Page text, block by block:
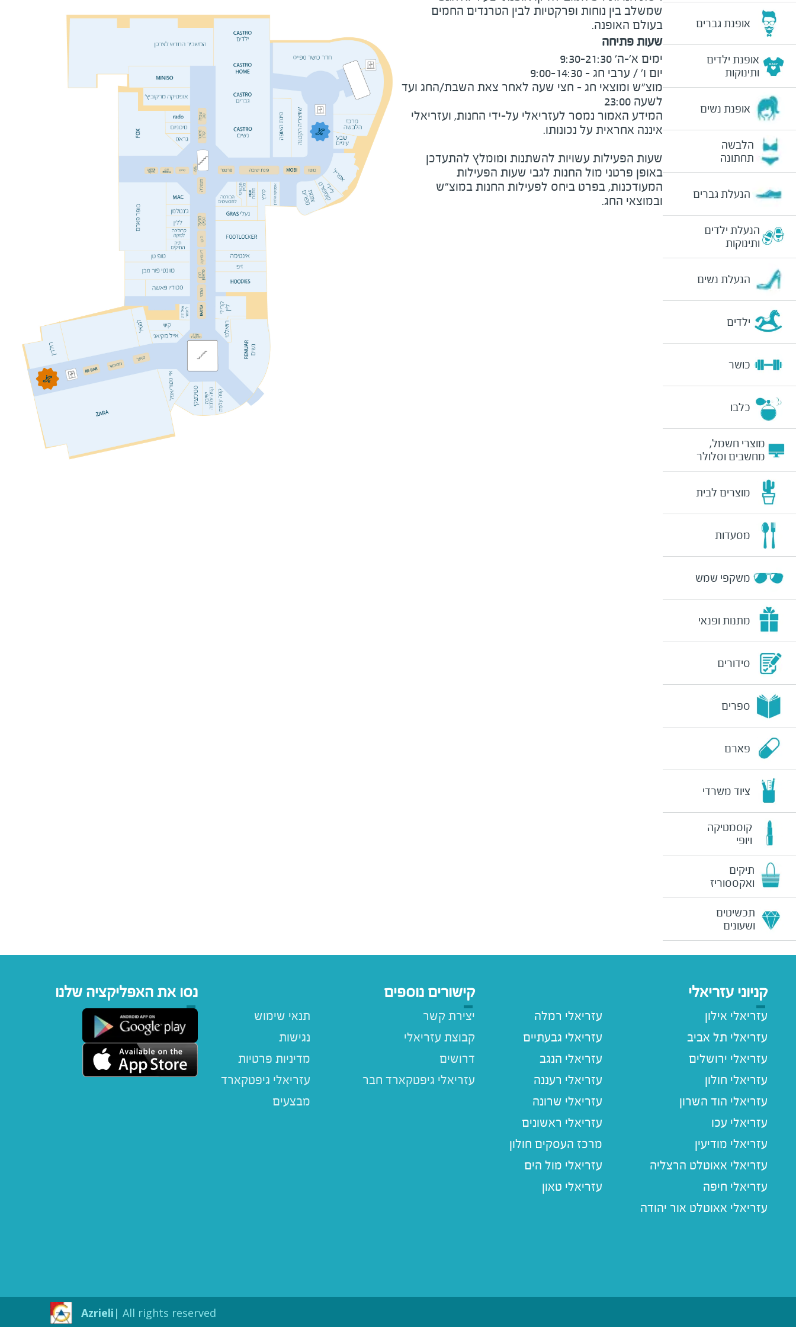
אופנת גברים
אופנת ילדים
ותינוקות
אופנת נשים
הלבשה
תחתונה
הנעלת גברים
הנעלת ילדים
ותינוקות
הנעלת נשים
ילדים
כושר
כלבו
מוצרי חשמל,
מחשבים וסלולר
מוצרים לבית
מסעדות
משקפי שמש
מתנות ופנאי
סידורים
ספרים
פארם
ציוד משרדי
קוסמטיקה
ויופי
תיקים
ואקססוריז
תכשיטים
ושעונים
שמשלב בין נוחות ופרקטיות לבין הטרנדים החמים
בעולם האופנה.
שעות פתיחה
לשעה 23:00
המידע האמור נמסר לעזריאלי על-ידי החנות, ועזריאלי
שעות הפעילות עשויות להשתנות ומומלץ להתעדכן
באופן פרטני מול החנות לגבי שעות הפעילות
המעודכנות, בפרט ביחס לפעילות החנות במוצ"ש
ובמוצאי החג.
קניוני עזריאלי
עזריאלי אילון
עזריאלי תל אביב
עזריאלי ירושלים
עזריאלי חולון
עזריאלי הוד השרון
עזריאלי עכו
עזריאלי מודיעין
עזריאלי אאוטלט הרצליה
עזריאלי חיפה
עזריאלי אאוטלט אור יהודה
עזריאלי רמלה
עזריאלי גבעתיים
עזריאלי הנגב
עזריאלי רעננה
עזריאלי שרונה
עזריאלי ראשונים
מרכז העסקים חולון
עזריאלי מול הים
עזריאלי טאון
קישורים נוספים
תנאי שימוש
נגישות
מדיניות פרטיות
עזריאלי גיפטקארד
מבצעים
יצירת קשר
קבוצת עזריאלי
דרושים
נסו את האפליקציה שלנו
All rights reserved |
Azrieli